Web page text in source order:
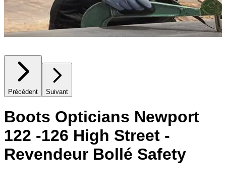
Précédent Suivant
Boots Opticians Newport
122 -126 High Street -
Revendeur Bollé Safety